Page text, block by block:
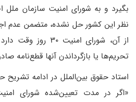
بگیرد و به شورای امنیت سازمان
نظر این کشور حل نشده، متضمن
از آن، شورای امنیت
تحریم‌ها یا بازگرداندن آنها قطع‌نامه
استاد حقوق بین‌الملل در ادامه تشریح
«اگر در مدت تعیین‌شده شورای